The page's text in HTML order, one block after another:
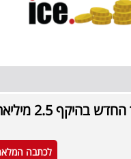
ליאורה עופר בהנפקת ענק: המהלך החדש
לכתבה